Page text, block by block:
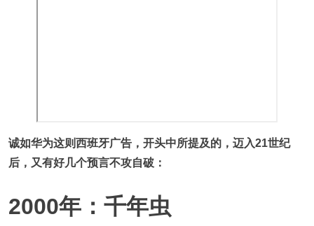
诚如华为这则西班牙广告，开头中所提及的，迈入21世纪
后，又有好几个预言不攻自破：
2000年：千年虫